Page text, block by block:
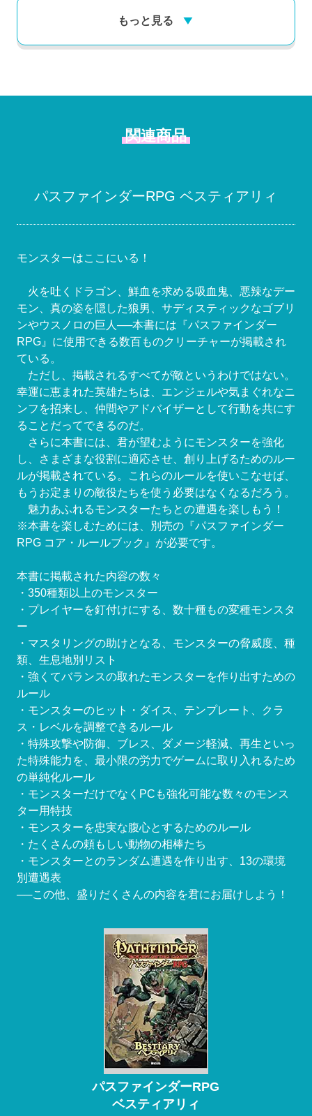
もっと見る
関連商品
パスファインダーRPG ベスティアリィ
モンスターはここにいる！
火を吐くドラゴン、鮮血を求める吸血鬼、悪辣なデー
モン、真の姿を隠した狼男、サディスティックなゴブリ
ンやウスノロの巨人──本書には『パスファインダー
RPG』に使用できる数百ものクリーチャーが掲載され
ている。
ただし、掲載されるすべてが敵というわけではない。
幸運に恵まれた英雄たちは、エンジェルや気まぐれなニ
ンフを招来し、仲間やアドバイザーとして行動を共にす
ることだってできるのだ。
さらに本書には、君が望むようにモンスターを強化
し、さまざまな役割に適応させ、創り上げるためのルー
ルが掲載されている。これらのルールを使いこなせば、
もうお定まりの敵役たちを使う必要はなくなるだろう。
魅力あふれるモンスターたちとの遭遇を楽しもう！
※本書を楽しむためには、別売の『パスファインダー
RPG コア・ルールブック』が必要です。
本書に掲載された内容の数々
・350種類以上のモンスター
・プレイヤーを釘付けにする、数十種もの変種モンスタ
ー
・マスタリングの助けとなる、モンスターの脅威度、種
類、生息地別リスト
・強くてバランスの取れたモンスターを作り出すための
ルール
・モンスターのヒット・ダイス、テンプレート、クラ
ス・レベルを調整できるルール
・特殊攻撃や防御、ブレス、ダメージ軽減、再生といっ
た特殊能力を、最小限の労力でゲームに取り入れるため
の単純化ルール
・モンスターだけでなくPCも強化可能な数々のモンス
ター用特技
・モンスターを忠実な腹心とするためのルール
・たくさんの頼もしい動物の相棒たち
・モンスターとのランダム遭遇を作り出す、13の環境
別遭遇表
──この他、盛りだくさんの内容を君にお届けしよう！
パスファインダーRPG
ベスティアリィ